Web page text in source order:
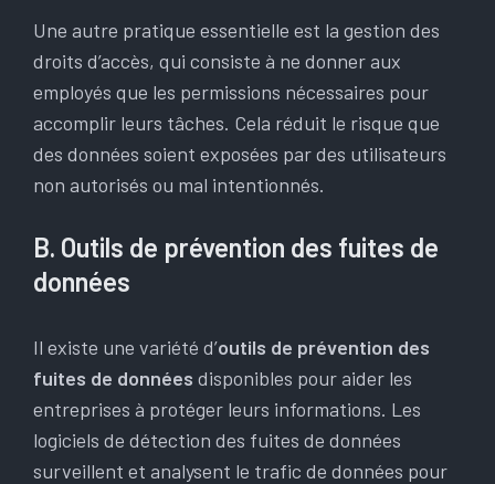
Une autre pratique essentielle est la gestion des
droits d’accès, qui consiste à ne donner aux
employés que les permissions nécessaires pour
accomplir leurs tâches. Cela réduit le risque que
des données soient exposées par des utilisateurs
non autorisés ou mal intentionnés.
B. Outils de prévention des fuites de
données
Il existe une variété d’outils de prévention des
fuites de données disponibles pour aider les
entreprises à protéger leurs informations. Les
logiciels de détection des fuites de données
surveillent et analysent le trafic de données pour